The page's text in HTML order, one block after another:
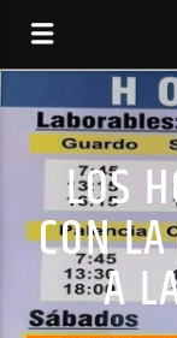
LOS
CON
A